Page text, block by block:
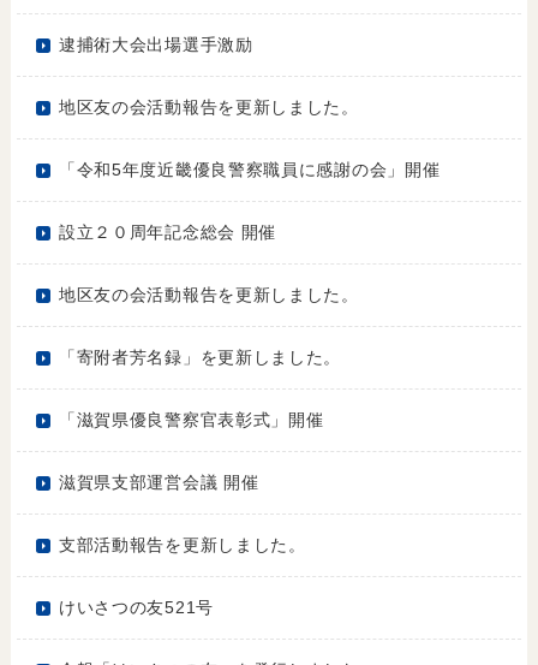
逮捕術大会出場選手激励
地区友の会活動報告を更新しました。
「令和5年度近畿優良警察職員に感謝の会」開催
設立２０周年記念総会 開催
地区友の会活動報告を更新しました。
「寄附者芳名録」を更新しました。
「滋賀県優良警察官表彰式」開催
滋賀県支部運営会議 開催
支部活動報告を更新しました。
けいさつの友521号